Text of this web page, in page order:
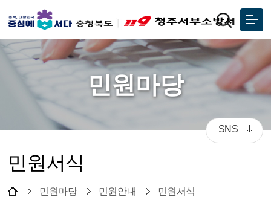
민원마당
민원서식
민원마당 민원안내 민원서식
SNS